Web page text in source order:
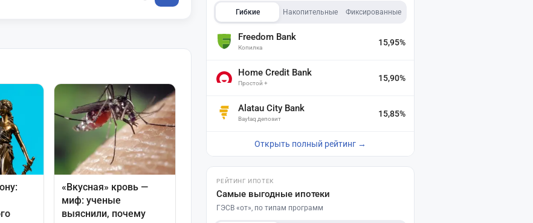
Гибкие Накопительные Фиксированные
Freedom Bank
Копилка
15,95%
Home Credit Bank
Простой +
15,90%
Alatau City Bank
Baytaq депозит
15,85%
Открыть полный рейтинг →
РЕЙТИНГ ИПОТЕК
Самые выгодные ипотеки
ГЭСВ «от», по типам программ